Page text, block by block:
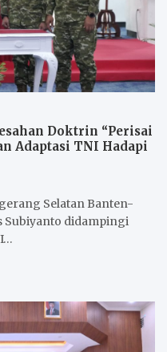
Doktrin “Perisai
Adaptasi TNI Hadapi
Selatan Banten-
Subiyanto didampingi